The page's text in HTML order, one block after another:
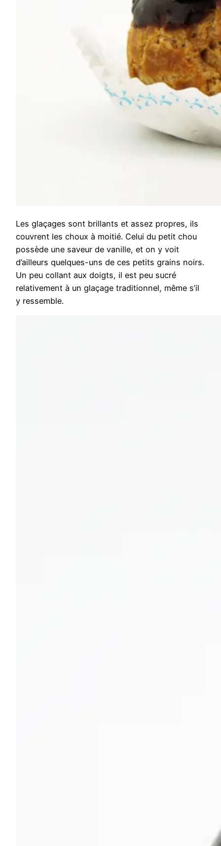
Les glaçages sont brillants et assez propres, ils
couvrent les choux à moitié. Celui du petit chou
possède une saveur de vanille, et on y voit
d’ailleurs quelques-uns de ces petits grains noirs.
Un peu collant aux doigts, il est peu sucré
relativement à un glaçage traditionnel, même s’il
y ressemble.